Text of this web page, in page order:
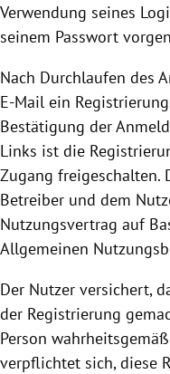
Verwendung seines
seinem Passwort
Nach Durchlaufen des
E-Mail ein
Bestätigung der
Links ist die
Zugang freigeschalten.
Betreiber und dem
Nutzungsvertrag auf
Allgemeinen
Der Nutzer versichert,
der Registrierung
Person
verpflichtet sich, diese